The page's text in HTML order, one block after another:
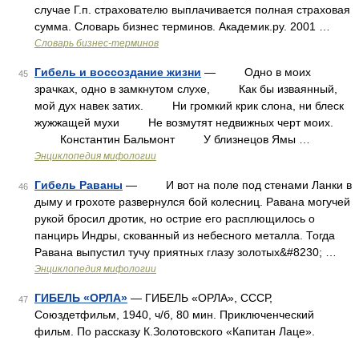
случае Г.п. страхователю выплачивается полная страховая
сумма. Словарь бизнес терминов. Академик.ру. 2001 …
Словарь бизнес-терминов
45 Гибель и воссоздание жизни — Одно в моих
зрачках, одно в замкнутом слухе, Как бы изваянный,
мой дух навек затих. Ни громкий крик слона, ни блеск
жужжащей мухи Не возмутят недвижных черт моих.
Константин Бальмонт У близнецов Ямы …
Энциклопедия мифологии
46 Гибель Раваны — И вот на поле под стенами Ланки в
дыму и грохоте развернулся бой колесниц. Равана могучей
рукой бросил дротик, но острие его расплющилось о
панцирь Индры, скованный из небесного металла. Тогда
Равана выпустил тучу приятных глазу золотых&#8230; …
Энциклопедия мифологии
47 ГИБЕЛЬ «ОРЛА» — ГИБЕЛЬ «ОРЛА», СССР,
Союздетфильм, 1940, ч/б, 80 мин. Приключенческий
фильм. По рассказу К.Золотовского «Капитан Лаце».